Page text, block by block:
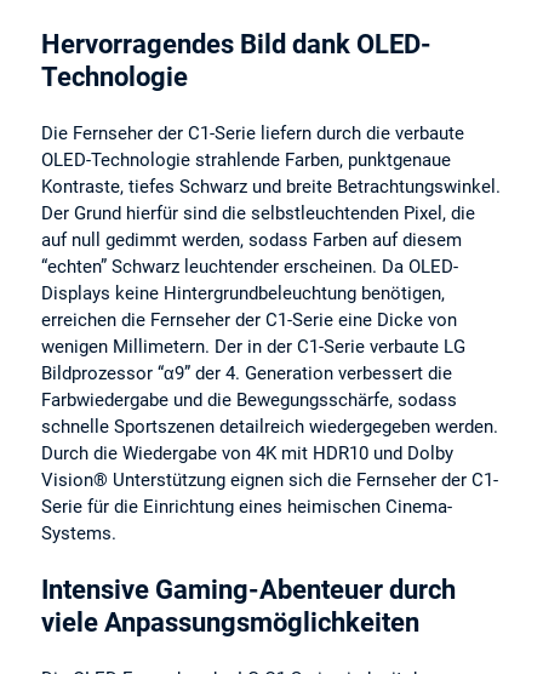
Hervorragendes Bild dank OLED-
Technologie
Die Fernseher der C1-Serie liefern durch die verbaute
OLED-Technologie strahlende Farben, punktgenaue
Kontraste, tiefes Schwarz und breite Betrachtungswinkel.
Der Grund hierfür sind die selbstleuchtenden Pixel, die
auf null gedimmt werden, sodass Farben auf diesem
“echten” Schwarz leuchtender erscheinen. Da OLED-
Displays keine Hintergrundbeleuchtung benötigen,
erreichen die Fernseher der C1-Serie eine Dicke von
wenigen Millimetern. Der in der C1-Serie verbaute LG
Bildprozessor “α9” der 4. Generation verbessert die
Farbwiedergabe und die Bewegungsschärfe, sodass
schnelle Sportszenen detailreich wiedergegeben werden.
Durch die Wiedergabe von 4K mit HDR10 und Dolby
Vision® Unterstützung eignen sich die Fernseher der C1-
Serie für die Einrichtung eines heimischen Cinema-
Systems.
Intensive Gaming-Abenteuer durch
viele Anpassungsmöglichkeiten